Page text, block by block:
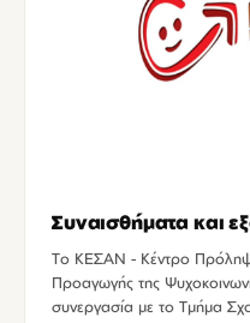
Συναισθήματα και
Tο ΚΕΣΑΝ - Κέντρο
Προαγωγής της
συνεργασία με το Τμήμα